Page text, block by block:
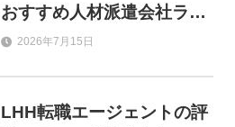
おすすめ人材派遣会社ラン
キング46選！単発・事務・
2026年7月15日
LHH転職エージェントの評